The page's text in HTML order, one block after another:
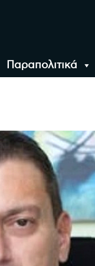
Παραπολιτικά